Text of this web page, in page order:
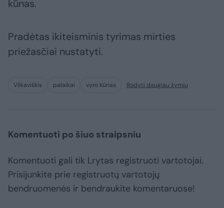
kūnas.
Pradėtas ikiteisminis tyrimas mirties
priežasčiai nustatyti.
Vilkaviškis palaikai vyro kūnas Rodyti daugiau žymių
Komentuoti po šiuo straipsniu
Komentuoti gali tik Lrytas registruoti vartotojai.
Prisijunkite prie registruotų vartotojų
bendruomenės ir bendraukite komentaruose!